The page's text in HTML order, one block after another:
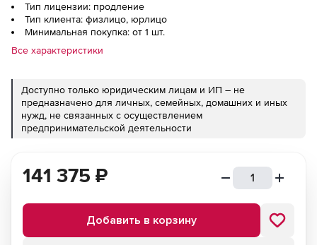
Тип лицензии: продление
Тип клиента: физлицо, юрлицо
Минимальная покупка: от 1 шт.
Все характеристики
Доступно только юридическим лицам и ИП – не
предназначено для личных, семейных, домашних и иных
нужд, не связанных с осуществлением
предпринимательской деятельности
141 375 ₽
Добавить в корзину